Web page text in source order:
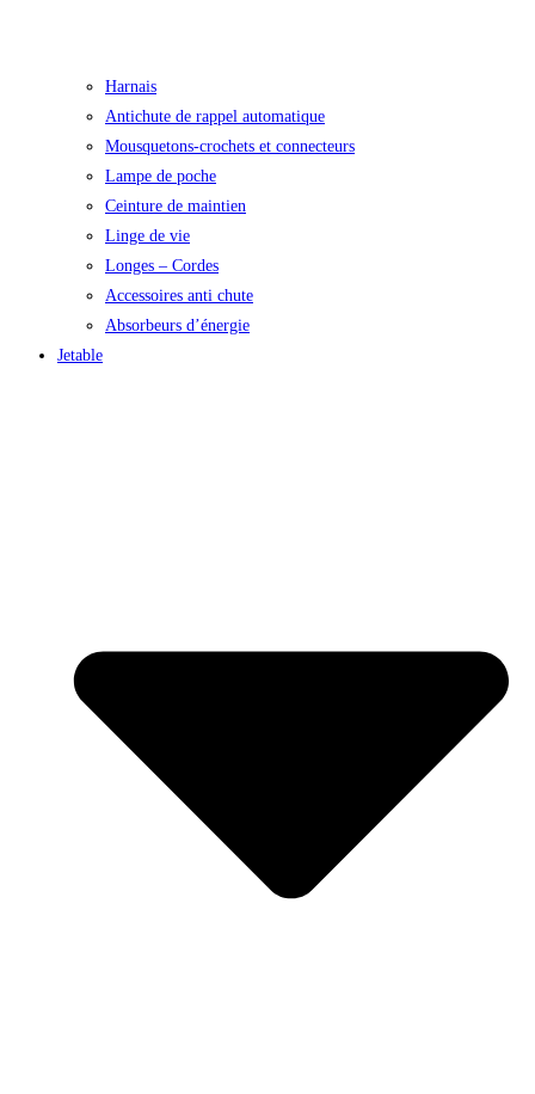
Harnais
Antichute de rappel automatique
Mousquetons-crochets et connecteurs
Lampe de poche
Ceinture de maintien
Linge de vie
Longes – Cordes
Accessoires anti chute
Absorbeurs d’énergie
Jetable